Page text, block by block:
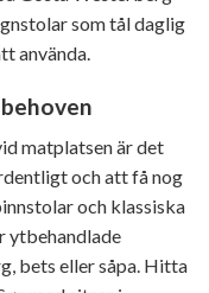
som tål daglig
använda.
matplatsen är det
och att få nog
och klassiska
ytbehandlade
bets eller såpa. Hitta